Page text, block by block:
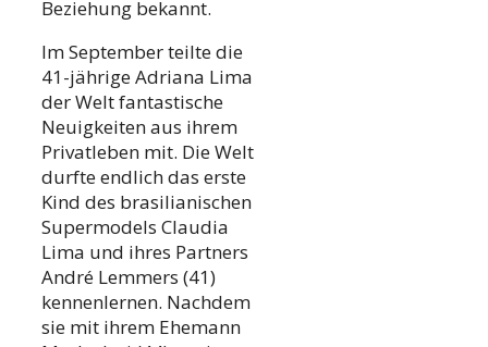
Beziehung bekannt.
Im September teilte die
41-jährige Adriana Lima
der Welt fantastische
Neuigkeiten aus ihrem
Privatleben mit. Die Welt
durfte endlich das erste
Kind des brasilianischen
Supermodels Claudia
Lima und ihres Partners
André Lemmers (41)
kennenlernen. Nachdem
sie mit ihrem Ehemann